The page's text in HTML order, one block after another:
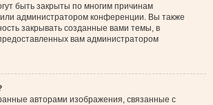
быть закрыты по многим причинам
администратором конференции. Вы также
закрывать созданные вами темы, в
вам администратором
авторами изображения, связанные с